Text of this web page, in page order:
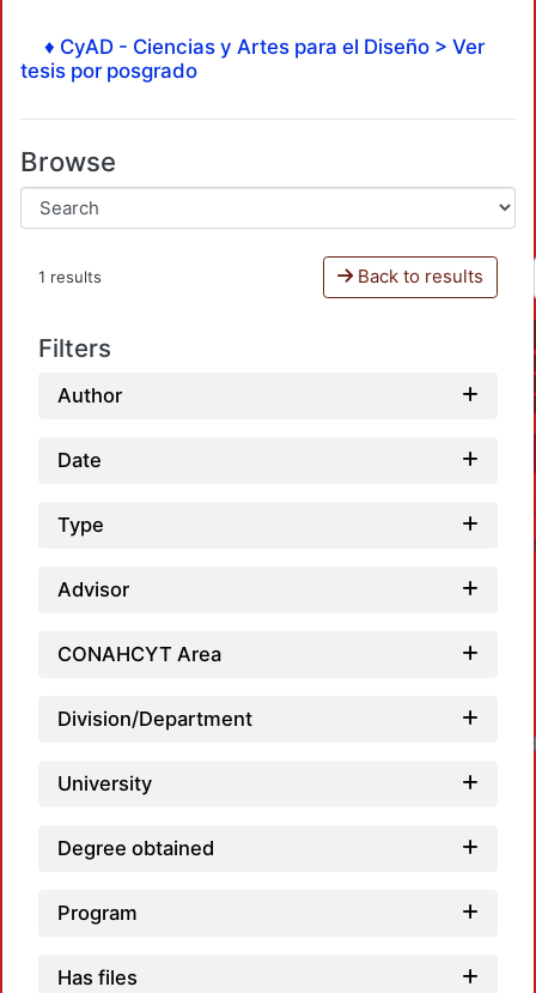
♦ CyAD - Ciencias y Artes para el Diseño > Ver
tesis por posgrado
Browse
1 results Back to results
Filters
Author
Date
Type
Advisor
CONAHCYT Area
Division/Department
University
Degree obtained
Program
Has files